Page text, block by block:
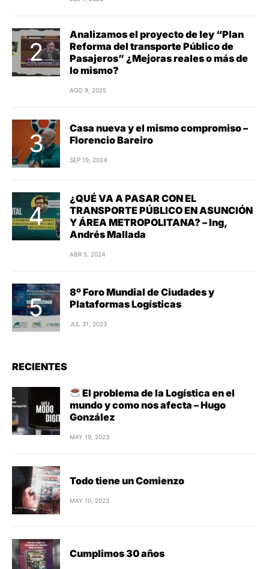
Analizamos el proyecto de ley “Plan
Reforma del transporte Público de
Pasajeros” ¿Mejoras reales o más de
lo mismo?
AGO 9, 2025
Casa nueva y el mismo compromiso –
Florencio Bareiro
SEP 19, 2024
¿QUÉ VA A PASAR CON EL
TRANSPORTE PÚBLICO EN ASUNCIÓN
Y ÁREA METROPOLITANA? – Ing,
Andrés Mallada
ABR 5, 2024
8º Foro Mundial de Ciudades y
Plataformas Logísticas
JUL 31, 2023
RECIENTES
El problema de la Logística en el
mundo y como nos afecta – Hugo
González
MAY 19, 2023
Todo tiene un Comienzo
MAY 10, 2023
Cumplimos 30 años